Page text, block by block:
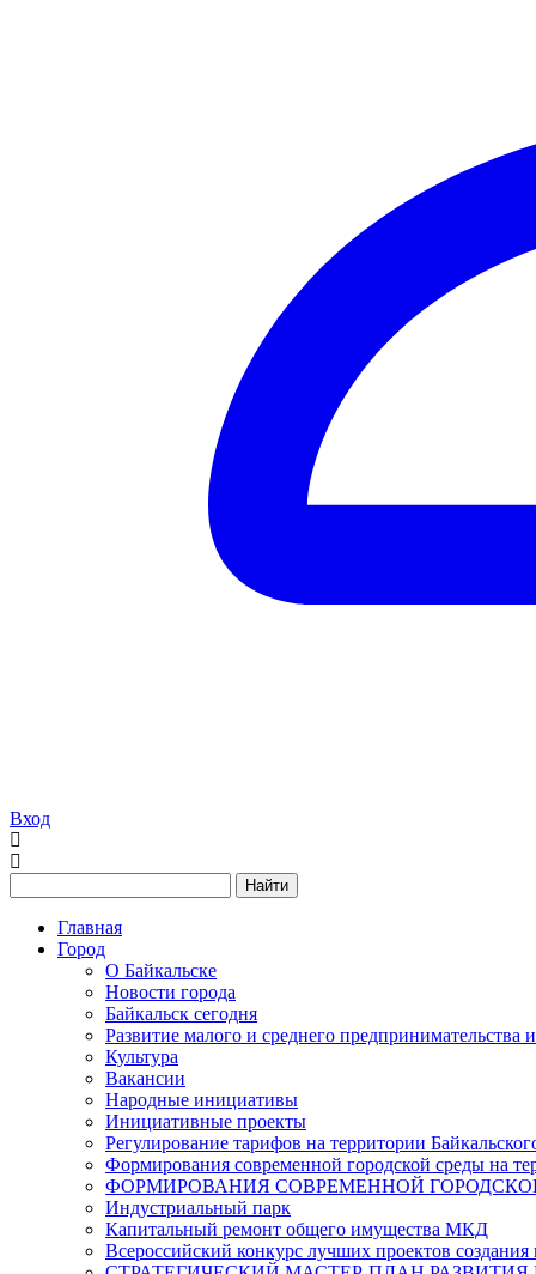
Вход
Найти
Главная
Город
О Байкальске
Новости города
Байкальск сегодня
Развитие малого и среднего предпринимательства
Культура
Вакансии
Народные инициативы
Инициативные проекты
Регулирование тарифов на территории
Формирования современной городской среды на
ФОРМИРОВАНИЯ СОВРЕМЕННОЙ
Индустриальный парк
Капитальный ремонт общего имущества МКД
Всероссийский конкурс лучших проектов